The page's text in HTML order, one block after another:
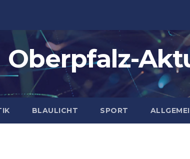
Oberpfalz-
BLAULICHT SPORT